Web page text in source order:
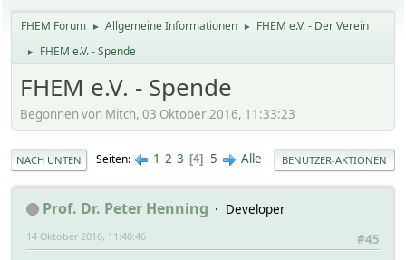
FHEM Forum ► Allgemeine Informationen ► FHEM e.V. - Der Verein
► FHEM e.V. - Spende
FHEM e.V. - Spende
Begonnen von Mitch, 03 Oktober 2016, 11:33:23
NACH UNTEN Seiten 1 2 3 4 5 Alle BENUTZER-AKTIONEN
Prof. Dr. Peter Henning
Developer
#45
14 Oktober 2016, 11:40:46